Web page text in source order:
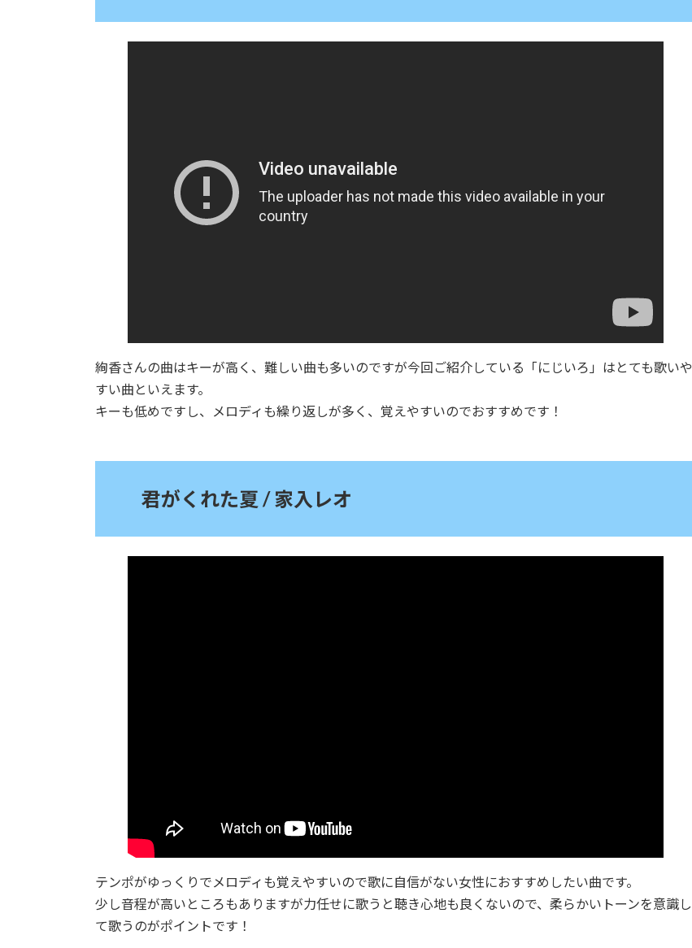
絢香さんの曲はキーが高く、難しい曲も多いのですが今回ご紹介している「にじいろ」はとても歌いや
すい曲といえます。
キーも低めですし、メロディも繰り返しが多く、覚えやすいのでおすすめです！
君がくれた夏 / 家入レオ
テンポがゆっくりでメロディも覚えやすいので歌に自信がない女性におすすめしたい曲です。
少し音程が高いところもありますが力任せに歌うと聴き心地も良くないので、柔らかいトーンを意識し
て歌うのがポイントです！